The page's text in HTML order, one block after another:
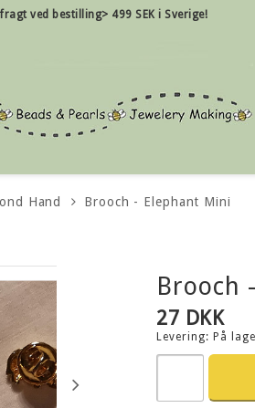
ved bestilling> 499 SEK i Sverige!
Hand Brooch - Elephant Mini
Brooch
27 DKK
Levering: På